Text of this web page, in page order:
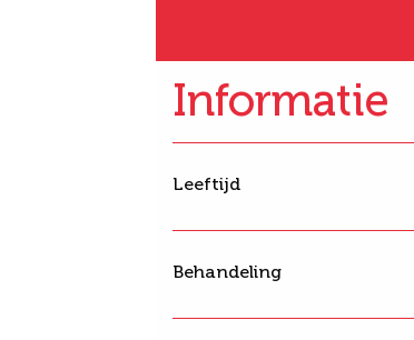
Informatie
Leeftijd
Behandeling